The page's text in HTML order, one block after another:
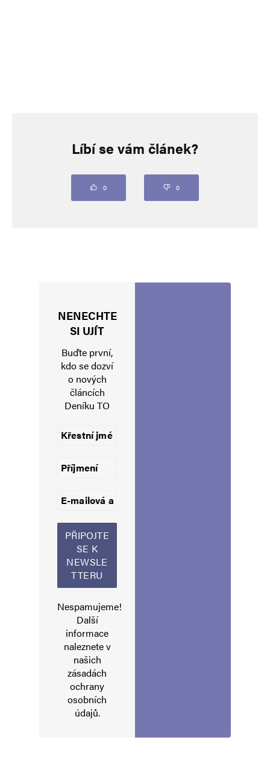
Líbí se vám článek?
0 0
NENECHTE
SI UJÍT
Buďte první,
kdo se dozví
o nových
článcích
Deníku TO
Nespamujeme!
Další
informace
naleznete v
našich
zásadách
ochrany
osobních
údajů.